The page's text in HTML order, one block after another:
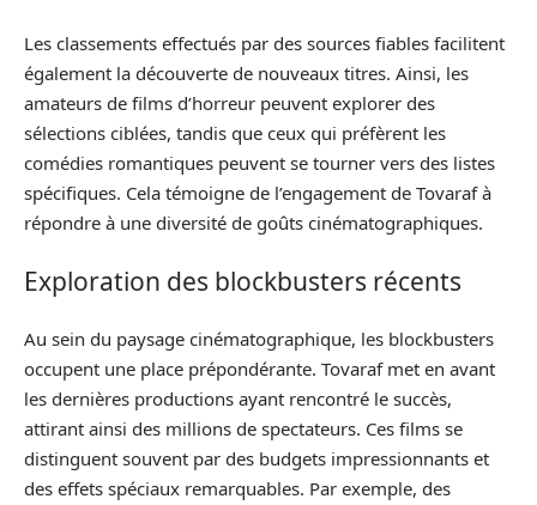
Les classements effectués par des sources fiables facilitent
également la découverte de nouveaux titres. Ainsi, les
amateurs de films d’horreur peuvent explorer des
sélections ciblées, tandis que ceux qui préfèrent les
comédies romantiques peuvent se tourner vers des listes
spécifiques. Cela témoigne de l’engagement de Tovaraf à
répondre à une diversité de goûts cinématographiques.
Exploration des blockbusters récents
Au sein du paysage cinématographique, les blockbusters
occupent une place prépondérante. Tovaraf met en avant
les dernières productions ayant rencontré le succès,
attirant ainsi des millions de spectateurs. Ces films se
distinguent souvent par des budgets impressionnants et
des effets spéciaux remarquables. Par exemple, des